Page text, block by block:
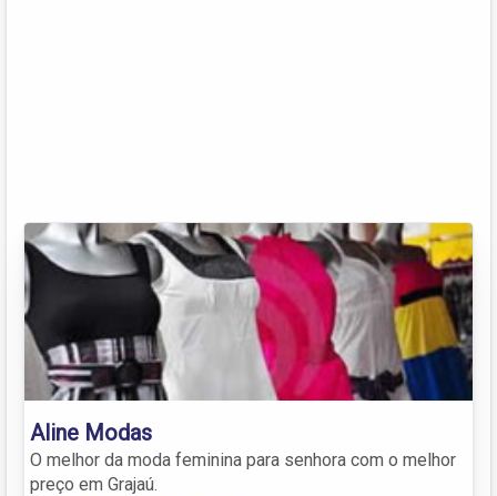
Aline Modas
O melhor da moda feminina para senhora com o melhor
preço em Grajaú.